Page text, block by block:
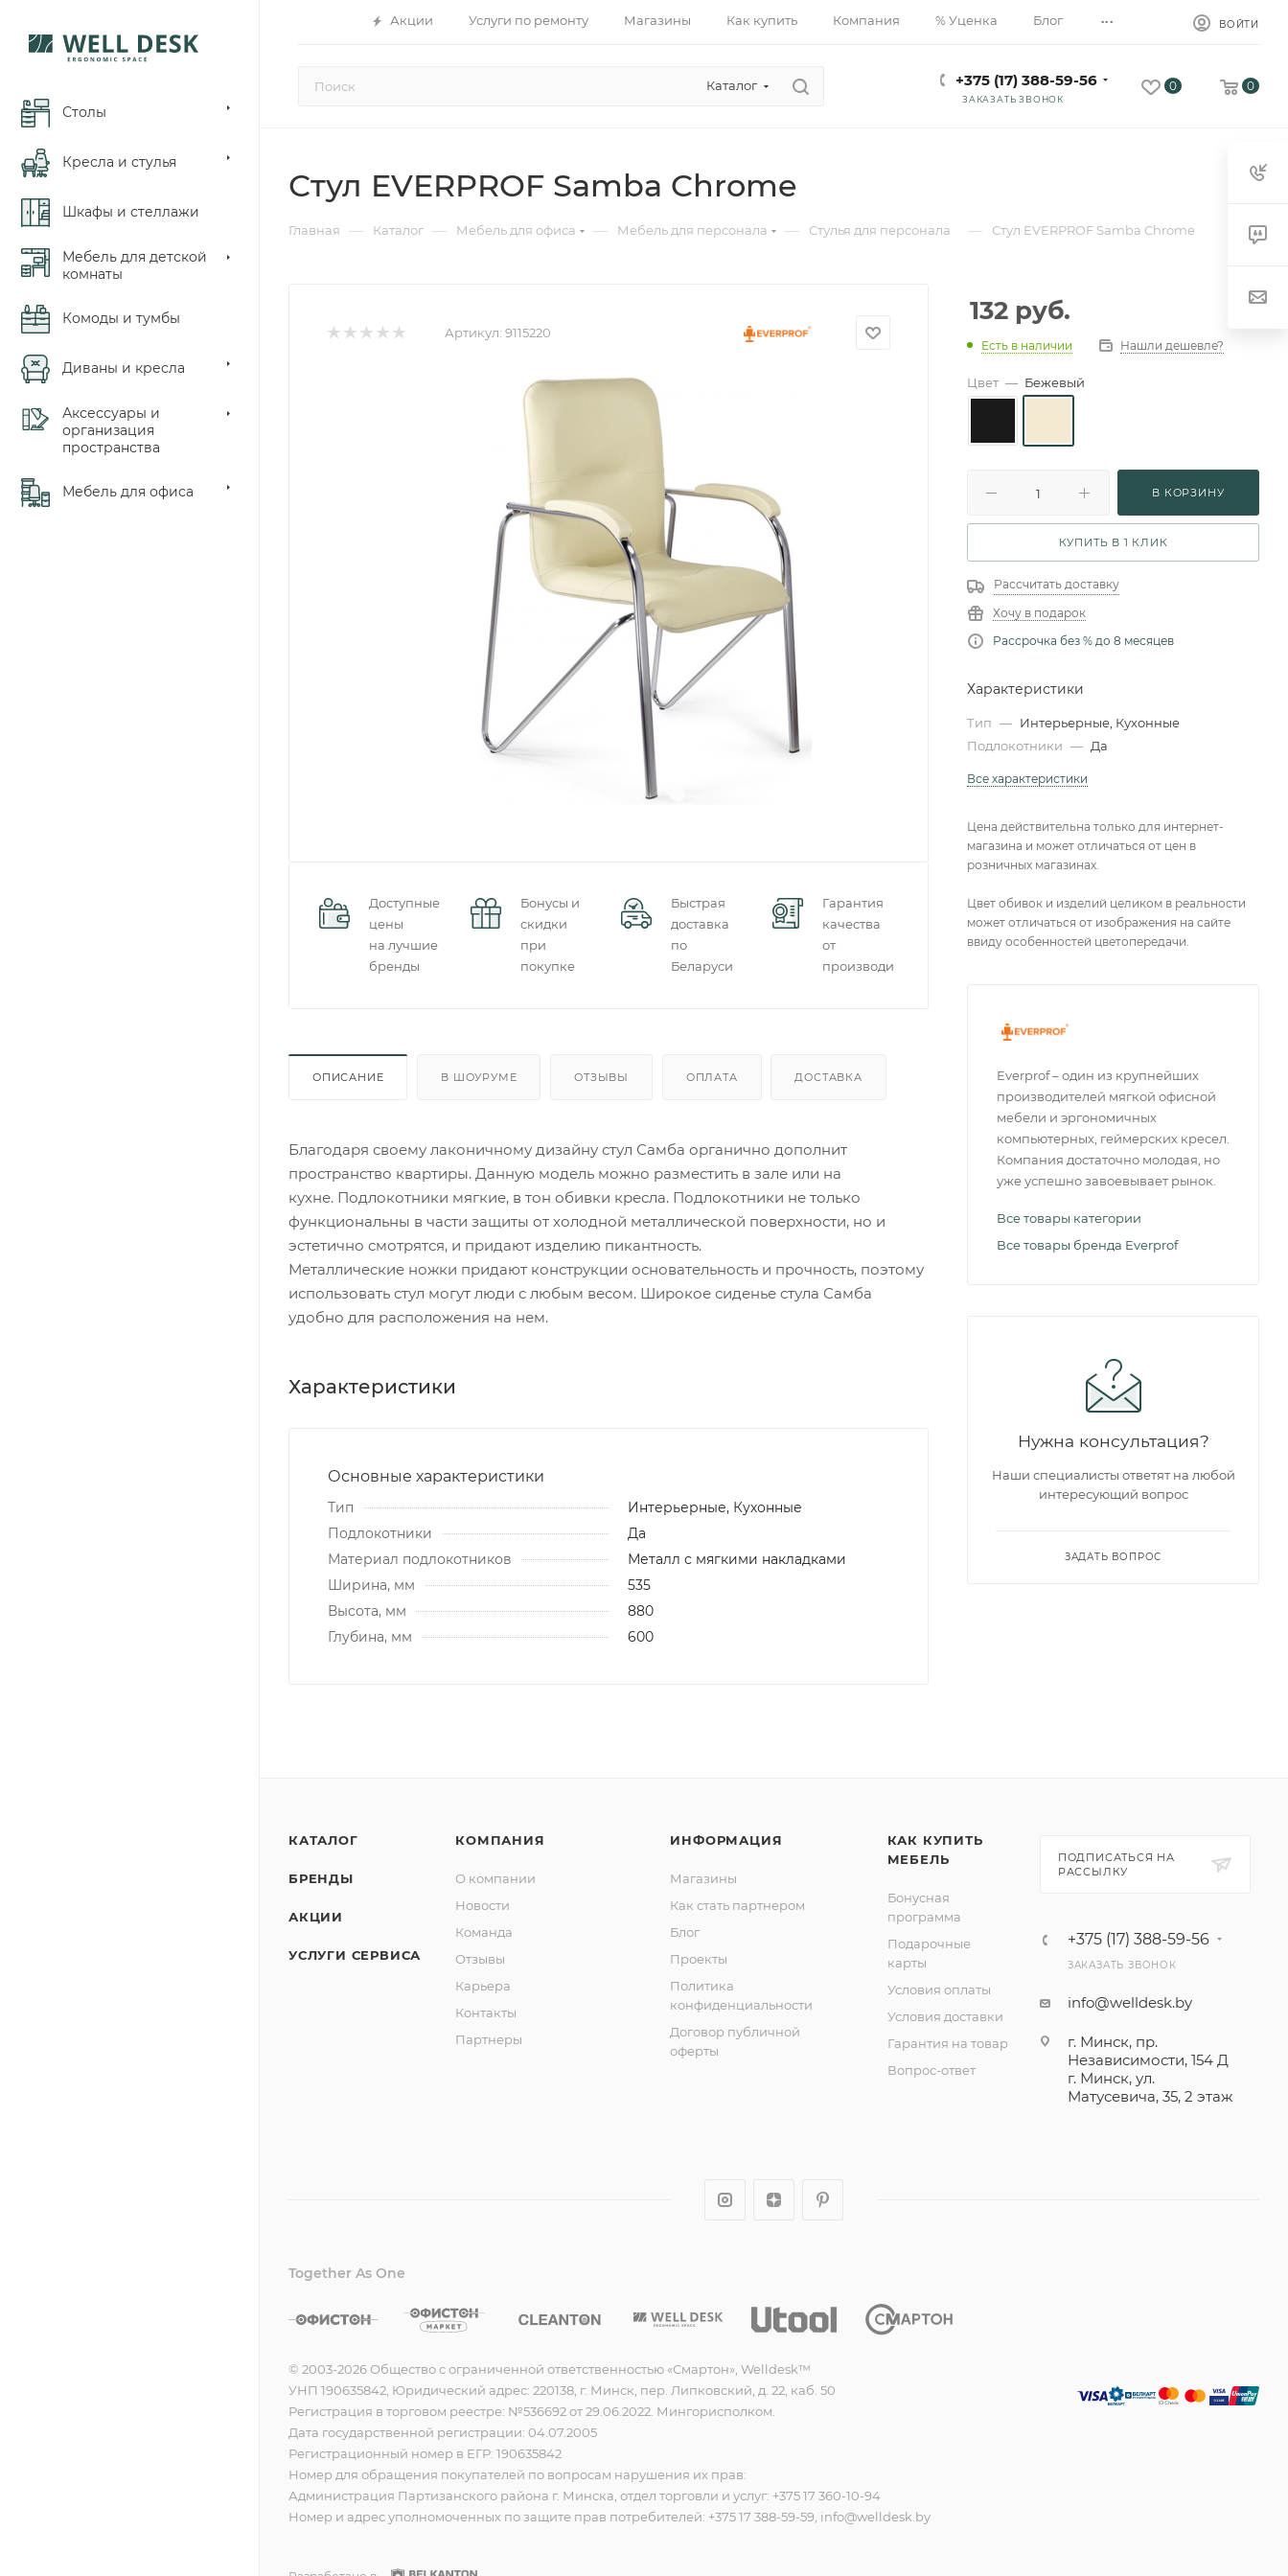
Акции Услуги по ремонту Магазины Как купить Компания % Уценка Блог ... ВОЙТИ
Каталог +375 (17) 388-59-56
ЗАКАЗАТЬ ЗВОНОК
0 0
Столы
Кресла и стулья
Шкафы и стеллажи
Мебель для детской
комнаты
Комоды и тумбы
Диваны и кресла
Аксессуары и
организация
пространства
Мебель для офиса
Стул EVERPROF Samba Chrome
Главная — Каталог — Мебель для офиса — Мебель для персонала — Стулья для персонала — Стул EVERPROF Samba Chrome
Артикул: 9115220
Доступные
цены
на лучшие
бренды
Бонусы и
скидки
при
покупке
Быстрая
доставка
по
Беларуси
Гарантия
качества
от
производителей
ОПИСАНИЕ В ШОУРУМЕ ОТЗЫВЫ ОПЛАТА ДОСТАВКА
Благодаря своему лаконичному дизайну стул Самба органично дополнит
пространство квартиры. Данную модель можно разместить в зале или на
кухне. Подлокотники мягкие, в тон обивки кресла. Подлокотники не только
функциональны в части защиты от холодной металлической поверхности, но и
эстетично смотрятся, и придают изделию пикантность.
Металлические ножки придают конструкции основательность и прочность, поэтому
использовать стул могут люди с любым весом. Широкое сиденье стула Самба
удобно для расположения на нем.
Характеристики
Основные характеристики
Тип
Интерьерные, Кухонные
Подлокотники
Да
Материал подлокотников
Металл с мягкими накладками
Ширина, мм
535
Высота, мм
880
Глубина, мм
600
132 руб.
Есть в наличии Нашли дешевле?
Цвет — Бежевый
В КОРЗИНУ
КУПИТЬ В 1 КЛИК
Рассчитать доставку
Хочу в подарок
Рассрочка без % до 8 месяцев
Характеристики
Тип — Интерьерные, Кухонные
Подлокотники — Да
Все характеристики
Цена действительна только для интернет-
магазина и может отличаться от цен в
розничных магазинах.
Цвет обивок и изделий целиком в реальности
может отличаться от изображения на сайте
ввиду особенностей цветопередачи.
Everprof – один из крупнейших
производителей мягкой офисной
мебели и эргономичных
компьютерных, геймерских кресел.
Компания достаточно молодая, но
уже успешно завоевывает рынок.
Все товары категории
Все товары бренда Everprof
Нужна консультация?
Наши специалисты ответят на любой
интересующий вопрос
ЗАДАТЬ ВОПРОС
КАТАЛОГ
БРЕНДЫ
АКЦИИ
УСЛУГИ СЕРВИСА
КОМПАНИЯ
О компании
Новости
Команда
Отзывы
Карьера
Контакты
Партнеры
ИНФОРМАЦИЯ
Магазины
Как стать партнером
Блог
Проекты
Политика
конфиденциальности
Договор публичной
оферты
КАК КУПИТЬ
МЕБЕЛЬ
Бонусная
программа
Подарочные
карты
Условия оплаты
Условия доставки
Гарантия на товар
Вопрос-ответ
ПОДПИСАТЬСЯ НА
РАССЫЛКУ
+375 (17) 388-59-56
ЗАКАЗАТЬ ЗВОНОК
info@welldesk.by
г. Минск, пр.
Независимости, 154 Д
г. Минск, ул.
Матусевича, 35, 2 этаж
Together As One
© 2003-2026 Общество с ограниченной ответственностью «Смартон», Welldesk™
УНП 190635842, Юридический адрес: 220138, г. Минск, пер. Липковский, д. 22, каб. 50
Регистрация в торговом реестре: №536692 от 29.06.2022. Мингорисполком.
Дата государственной регистрации: 04.07.2005
Регистрационный номер в ЕГР: 190635842
Номер для обращения покупателей по вопросам нарушения их прав:
Администрация Партизанского района г. Минска, отдел торговли и услуг: +375 17 360-10-94
Номер и адрес уполномоченных по защите прав потребителей: +375 17 388-59-59, info@welldesk.by